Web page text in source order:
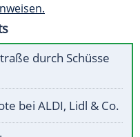
durch Schüsse
bei ALDI, Lidl & Co.